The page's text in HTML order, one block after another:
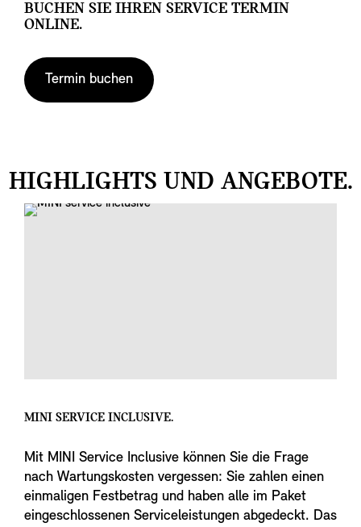
BUCHEN SIE IHREN SERVICE TERMIN
ONLINE.
Termin buchen
HIGHLIGHTS UND ANGEBOTE.
MINI SERVICE INCLUSIVE.
Mit MINI Service Inclusive können Sie die Frage
nach Wartungskosten vergessen: Sie zahlen einen
einmaligen Festbetrag und haben alle im Paket
eingeschlossenen Serviceleistungen abgedeckt. Das